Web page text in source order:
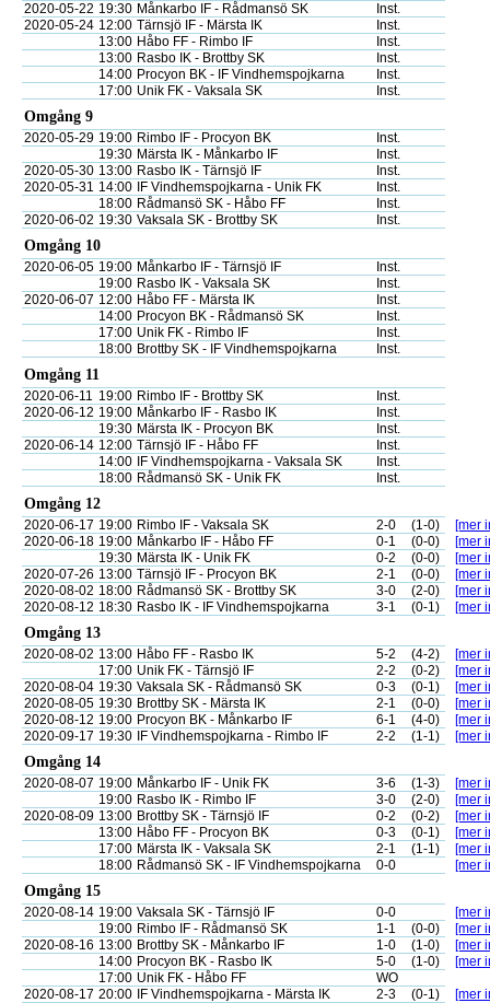
2020-05-22 19:30 Månkarbo IF - Rådmansö SK
Inst.
2020-05-24 12:00 Tärnsjö IF - Märsta IK
Inst.
13:00 Håbo FF - Rimbo IF
Inst.
13:00 Rasbo IK - Brottby SK
Inst.
14:00 Procyon BK - IF Vindhemspojkarna
Inst.
17:00 Unik FK - Vaksala SK Inst.
Omgång 9
2020-05-29 19:00 Rimbo IF - Procyon BK
Inst.
19:30 Märsta IK - Månkarbo IF
Inst.
2020-05-30 13:00 Rasbo IK - Tärnsjö IF
Inst.
2020-05-31 14:00 IF Vindhemspojkarna - Unik FK
Inst.
18:00 Rådmansö SK - Håbo FF
Inst.
2020-06-02 19:30 Vaksala SK - Brottby SK Inst.
Omgång 10
2020-06-05 19:00 Månkarbo IF - Tärnsjö IF
Inst.
19:00 Rasbo IK - Vaksala SK
Inst.
2020-06-07 12:00 Håbo FF - Märsta IK
Inst.
14:00 Procyon BK - Rådmansö SK
Inst.
17:00 Unik FK - Rimbo IF
Inst.
18:00 Brottby SK - IF Vindhemspojkarna Inst.
Omgång 11
2020-06-11 19:00 Rimbo IF - Brottby SK
Inst.
2020-06-12 19:00 Månkarbo IF - Rasbo IK
Inst.
19:30 Märsta IK - Procyon BK
Inst.
2020-06-14 12:00 Tärnsjö IF - Håbo FF
Inst.
14:00
IF Vindhemspojkarna - Vaksala SK
Inst.
18:00 Rådmansö SK - Unik FK Inst.
Omgång 12
2020-06-17 19:00 Rimbo IF - Vaksala SK 2-0 (1-0)
[mer
2020-06-18 19:00 Månkarbo IF - Håbo FF 0-1 (0-0)
[mer
19:30 Märsta IK - Unik FK 0-2 (0-0)
[mer
2020-07-26 13:00 Tärnsjö IF - Procyon BK 2-1 (0-0)
[mer
2020-08-02 18:00 Rådmansö SK - Brottby SK 3-0 (2-0)
[mer
2020-08-12 18:30 Rasbo IK - IF Vindhemspojkarna 3-1 (0-1) [mer
Omgång 13
2020-08-02 13:00 Håbo FF - Rasbo IK 5-2 (4-2)
[mer
17:00 Unik FK - Tärnsjö IF 2-2 (0-2)
[mer
2020-08-04 19:30 Vaksala SK - Rådmansö SK 0-3 (0-1)
[mer
2020-08-05 19:30 Brottby SK - Märsta IK 2-1 (0-0)
[mer
2020-08-12 19:00 Procyon BK - Månkarbo IF 6-1 (4-0)
[mer
2020-09-17 19:30 IF Vindhemspojkarna - Rimbo IF 2-2 (1-1) [mer
Omgång 14
2020-08-07 19:00 Månkarbo IF - Unik FK 3-6 (1-3)
[mer
19:00 Rasbo IK - Rimbo IF 3-0 (2-0)
[mer
2020-08-09 13:00 Brottby SK - Tärnsjö IF 0-2 (0-2)
[mer
13:00 Håbo FF - Procyon BK 0-3 (0-1)
[mer
17:00 Märsta IK - Vaksala SK 2-1 (1-1)
[mer
18:00 Rådmansö SK - IF Vindhemspojkarna 0-0 [mer
Omgång 15
2020-08-14 19:00 Vaksala SK - Tärnsjö IF 0-0
[mer
19:00 Rimbo IF - Rådmansö SK 1-1 (0-0)
[mer
2020-08-16 13:00 Brottby SK - Månkarbo IF 1-0 (1-0)
[mer
14:00 Procyon BK - Rasbo IK 5-0 (1-0)
[mer
17:00 Unik FK - Håbo FF
WO
2020-08-17 20:00 IF Vindhemspojkarna - Märsta IK 2-3 (0-1) [mer